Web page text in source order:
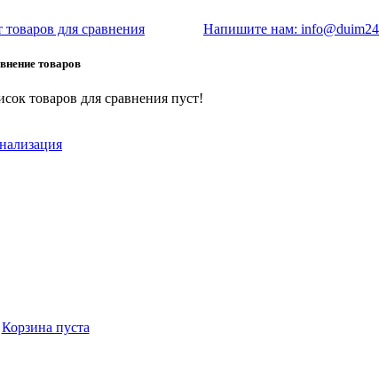
товаров для сравнения
товаров
товаров для сравнения пуст!
Напишите нам:
Корзина пуста